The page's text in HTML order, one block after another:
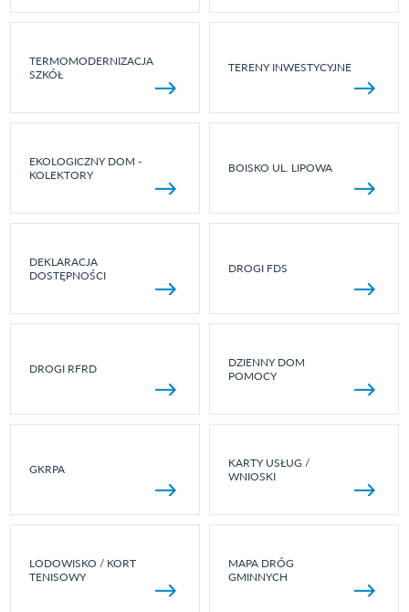
TERMOMODERNIZACJA
SZKÓŁ
TERENY INWESTYCYJNE
EKOLOGICZNY DOM -
KOLEKTORY
BOISKO UL. LIPOWA
DEKLARACJA
DOSTĘPNOŚCI
DROGI FDS
DROGI RFRD
DZIENNY DOM
POMOCY
GKRPA
KARTY USŁUG /
WNIOSKI
LODOWISKO / KORT
TENISOWY
MAPA DRÓG
GMINNYCH